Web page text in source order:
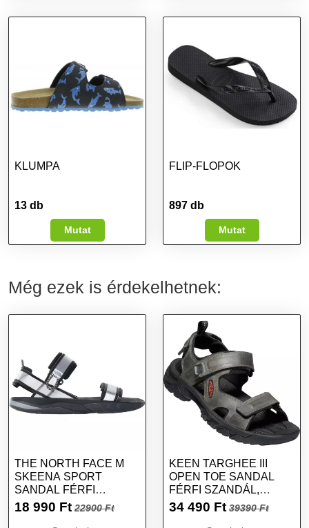
KLUMPA
13 db
Mutat
FLIP-FLOPOK
897 db
Mutat
Még ezek is érdekelhetnek:
THE NORTH FACE M
SKEENA SPORT
SANDAL FÉRFI
SZANDÁL, FEKETE,
18 990 Ft 22900 Ft
KEEN TARGHEE III
OPEN TOE SANDAL
FÉRFI SZANDÁL,
SZÜRKE, MÉRET 46
34 490 Ft 39390 Ft